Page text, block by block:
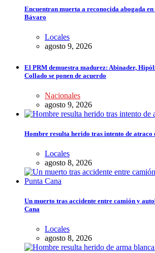
Encuentran muerta a reconocida abogada
Bávaro
Locales
agosto 9, 2026
El PRM demuestra madurez: Abinader,
Collado se ponen de acuerdo
Nacionales
agosto 9, 2026
Hombre resulta herido tras intento de
Locales
agosto 8, 2026
Un muerto tras accidente entre camión y
Cana
Locales
agosto 8, 2026